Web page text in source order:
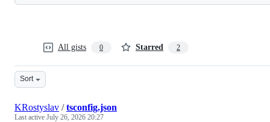
All gists 0 Starred 2
Sort
KRostyslav /tsconfig.json
Last active July 26, 2026 20:27